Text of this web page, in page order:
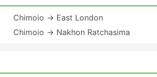
Chimoio → East London
Chimoio → Nakhon Ratchasima